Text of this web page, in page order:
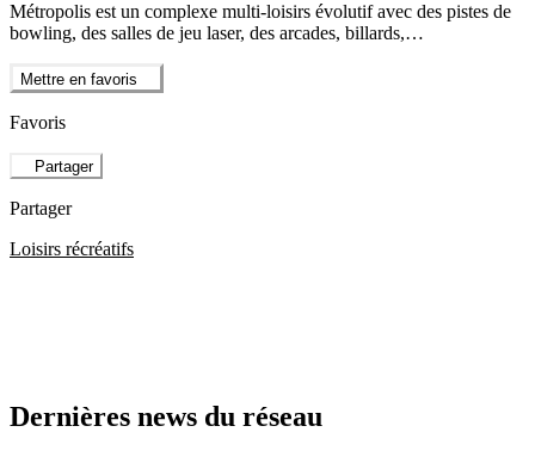
Métropolis est un complexe multi-loisirs évolutif avec des pistes de
bowling, des salles de jeu laser, des arcades, billards,…
Mettre en favoris
Favoris
Partager
Partager
Loisirs récréatifs
Dernières news du réseau